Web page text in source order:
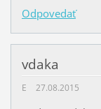
Odpovedať
vdaka
E 27.08.2015